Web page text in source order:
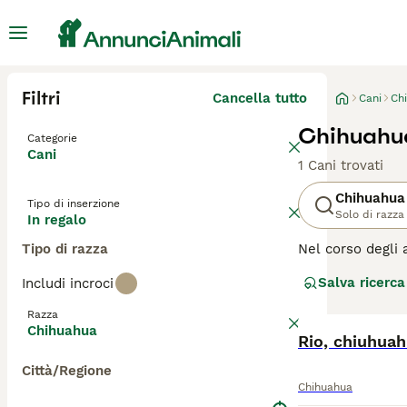
Filtri Cancella tutto
Categorie
Cani
Tipo di inserzione
In regalo
Tipo di razza
Includi incroci
Razza
Chihuahua
Città/Regione
Cani
1 Cani trovati
Chihuahua
Solo di razza
Nel corso degli
essere più
andranno
maggior tempo
Salva ricerca
Rio,
Chihuahua